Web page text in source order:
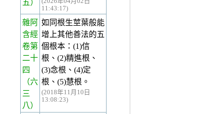
五）
11:43:17)
雜阿
含經
卷第
二十
四
（六
三
八）
如同根生莖葉般能
增上其他善法的五
個根本：(1)信
根、(2)精進根、
(3)念根、(4)定
根、(5)慧根。
(2018年11月10日
13:08:23)